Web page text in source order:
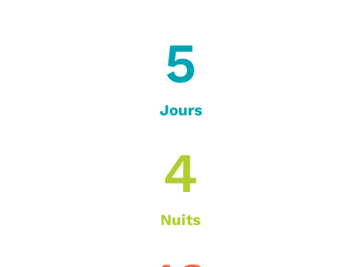
Jours
5
Nuits
4